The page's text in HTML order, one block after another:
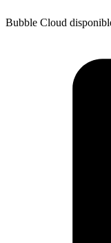
Bubble Cloud